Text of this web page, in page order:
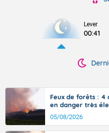
Lever
00:41
Feux de forêts :
en danger très
05/08/2026